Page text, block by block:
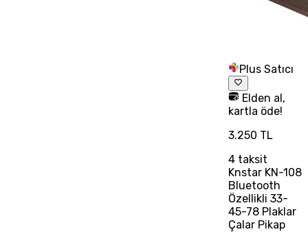
Plus Satıcı
Elden al,
kartla öde!
3.250 TL
4taksit
Knstar KN-108
Bluetooth
Özellikli 33-
45-78 Plaklar
Çalar Pikap